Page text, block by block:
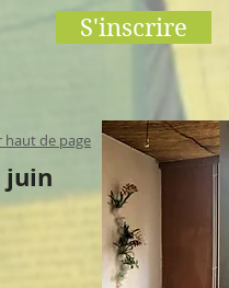
S'inscrire
juin
haut de page